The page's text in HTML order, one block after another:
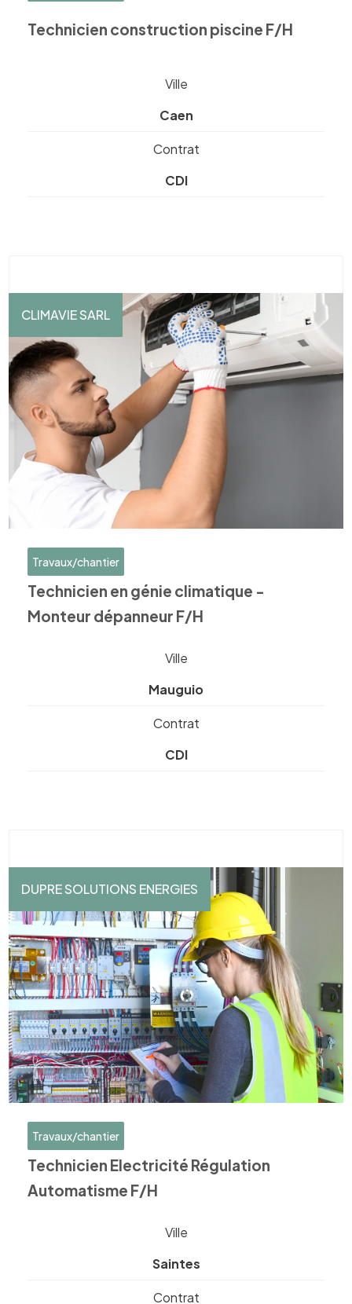
Technicien construction piscine F/H
Ville
Caen
Contrat
CDI
CLIMAVIE SARL
Travaux/chantier
Technicien en génie climatique -
Monteur dépanneur F/H
Ville
Mauguio
Contrat
CDI
DUPRE SOLUTIONS ENERGIES
Travaux/chantier
Technicien Electricité Régulation
Automatisme F/H
Ville
Saintes
Contrat